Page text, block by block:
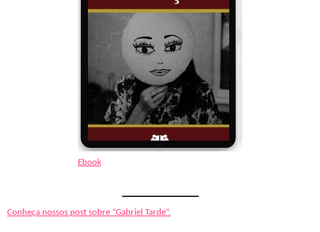
Ebook
Conheça nossos post sobre “Gabriel Tarde”.